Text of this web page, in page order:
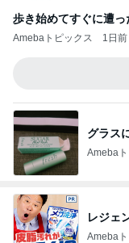
歩き始めてすぐに遭
Amebaトピックス 1日前
グラス
Ameba
レジェ
Ameba